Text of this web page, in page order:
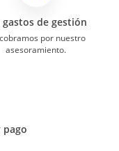
gastos de gestión
por nuestro
asesoramiento.
pago